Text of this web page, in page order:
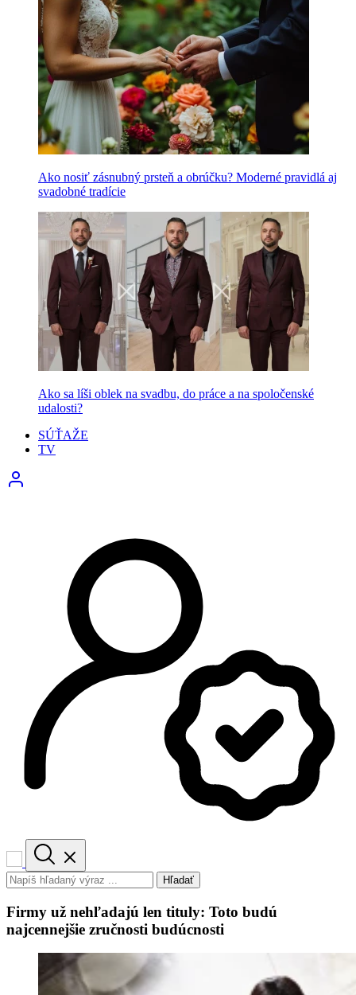
Ako nosiť zásnubný prsteň a obrúčku? Moderné pravidlá aj
svadobné tradície
Ako sa líši oblek na svadbu, do práce a na spoločenské
udalosti?
SÚŤAŽE
TV
Hľadať
Firmy už nehľadajú len tituly: Toto budú
najcennejšie zručnosti budúcnosti